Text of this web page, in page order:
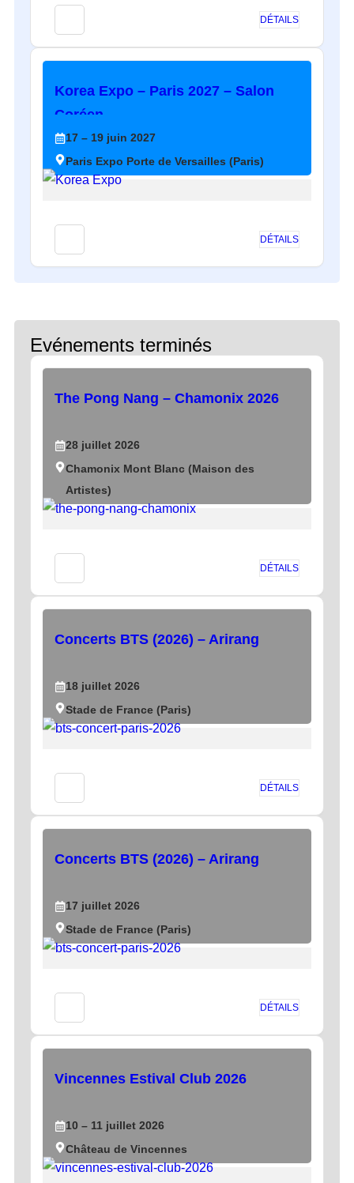
DÉTAILS
Korea Expo – Paris 2027 – Salon
Coréen
17 – 19 juin 2027
Paris Expo Porte de Versailles (Paris)
DÉTAILS
Evénements terminés
The Pong Nang – Chamonix 2026
28 juillet 2026
Chamonix Mont Blanc (Maison des
Artistes)
DÉTAILS
Concerts BTS (2026) – Arirang
18 juillet 2026
Stade de France (Paris)
DÉTAILS
Concerts BTS (2026) – Arirang
17 juillet 2026
Stade de France (Paris)
DÉTAILS
Vincennes Estival Club 2026
10 – 11 juillet 2026
Château de Vincennes